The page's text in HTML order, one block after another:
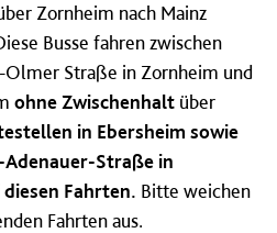
Zornheim nach Mainz
Busse fahren zwischen
Straße in Zornheim und
ohne Zwischenhalt über
in Ebersheim sowie
Straße in
Fahrten. Bitte weichen
Fahrten aus.